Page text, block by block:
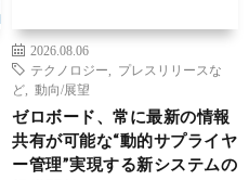
2026.08.06
テクノロジー
プレスリリースな
ど
動向/展望
ゼロボード、常に最新の情報
共有が可能な“動的サプライヤ
ー管理”実現する新システムの